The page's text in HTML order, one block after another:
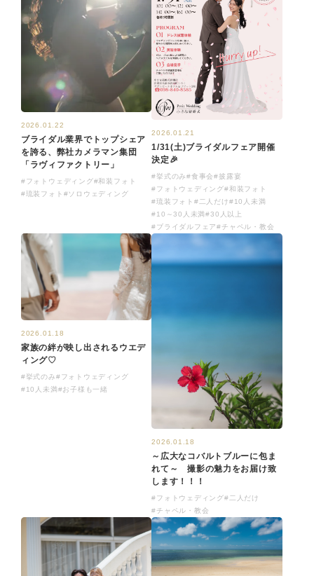
2026.01.22
ブライダル業界でトップシェア
を誇る、弊社カメラマン集団
「ラヴィファクトリー」
#フォトウェディング#和装フォト
#琉装フォト #ソロウェディング
2026.01.21
1/31(土)ブライダルフェア開催
決定🎉
#挙式のみ#食事会#披露宴
#フォトウェディング#和装フォト
#琉装フォト #二人だけ#10人未満
#10～30人未満#30人以上
#ブライダルフェア#チャペル・教会
2026.01.18
家族の絆が映し出されるウエデ
ィング♡
#挙式のみ#フォトウェディング
#10人未満#お子様も一緒
2026.01.18
～広大なコバルトブルーに包ま
れて～ 撮影の魅力をお届け致
します！！！
#フォトウェディング#二人だけ
#チャペル・教会